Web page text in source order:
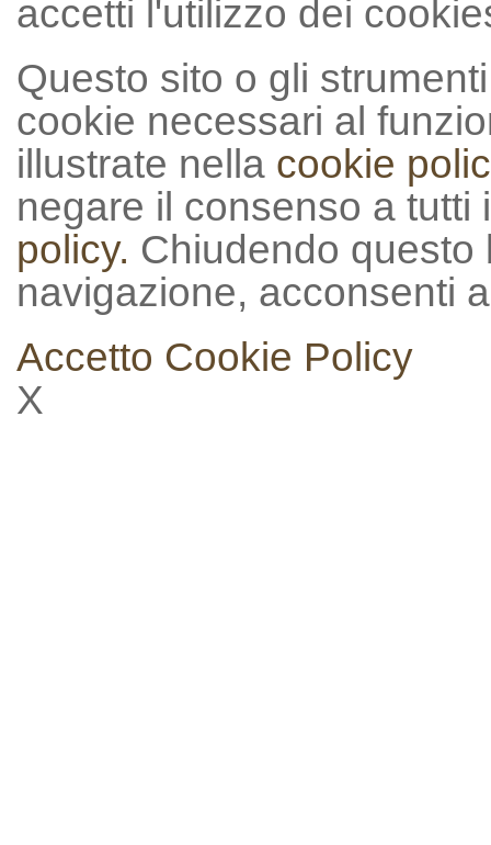
accetti l'utilizzo dei
Questo sito o gli
cookie necessari al
illustrate nella cookie
negare il consenso a
policy. Chiudendo
navigazione, acconsenti
Accetto Cookie Policy
X